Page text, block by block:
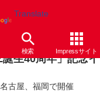
Translate
検索 Impressサイト
生40周年」記念イ
古屋、福岡で開催